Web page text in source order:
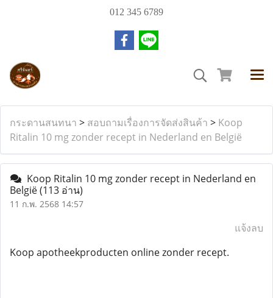
012 345 6789
กระดานสนทนา > สอบถามเรื่องการจัดส่งสินค้า > Koop
Ritalin 10 mg zonder recept in Nederland en België
Koop Ritalin 10 mg zonder recept in Nederland en
België(113 อ่าน)
11 ก.พ. 2568 14:57
แจ้งลบ
Koop apotheekproducten online zonder recept.